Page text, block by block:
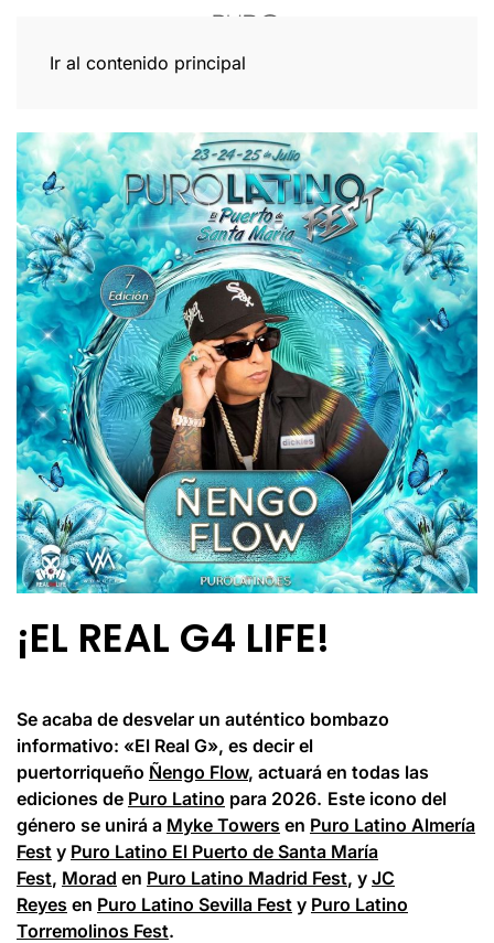
Ir al contenido principal
¡EL REAL G4 LIFE!
Se acaba de desvelar un auténtico bombazo
informativo: «El Real G», es decir el
puertorriqueño Ñengo Flow, actuará en todas las
ediciones de Puro Latino para 2026. Este icono del
género se unirá a Myke Towers en Puro Latino Almería
Fest y Puro Latino El Puerto de Santa María
Fest, Morad en Puro Latino Madrid Fest, y JC
Reyes en Puro Latino Sevilla Fest y Puro Latino
Torremolinos Fest.